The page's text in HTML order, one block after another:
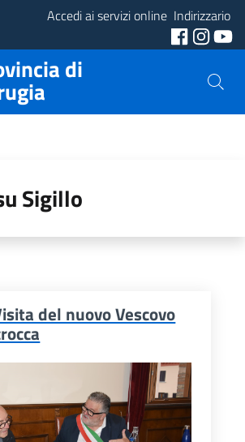
Accedi ai servizi online Indirizzario
di
Sigillo
del nuovo Vescovo